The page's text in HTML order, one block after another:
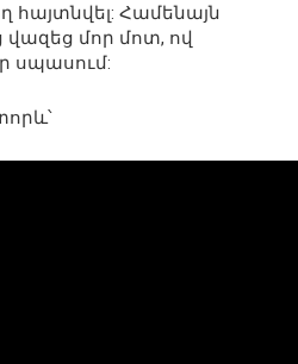
Համենայն
մոր մոտ, ով
սպասում: